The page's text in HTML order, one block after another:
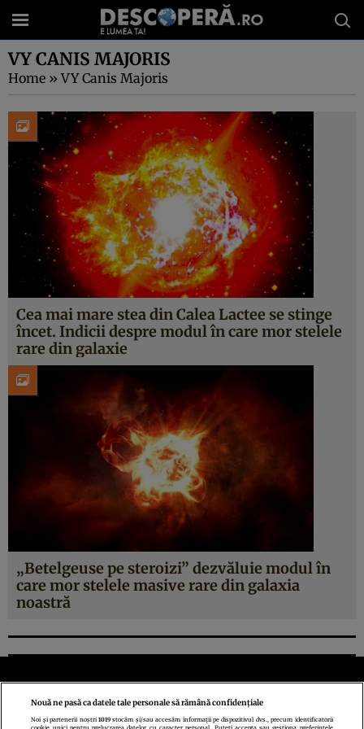
VY CANIS MAJORIS
Home »VY Canis Majoris
Cea mai mare stea din Calea Lactee se stinge
încet. Indicii despre modul în care mor stelele
rare din galaxie
„Betelgeuse pe steroizi” dezvăluie modul în
care mor stelele masive rare din galaxia
noastră
Nouă ne pasă ca datele tale personale să rămână confidențiale
Noi și partenerii noștri1019 stocăm și/sau accesăm informații pe dispozitivul dvs., precum identificatorii
cookie unici pentru prelucrarea datelor cu caracter personal. Puteți accepta sau gestiona preferințele